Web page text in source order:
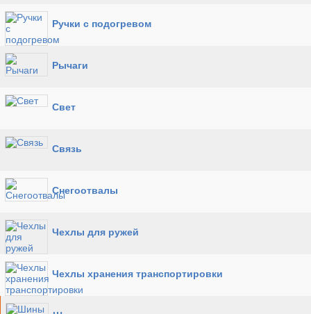
Ручки с подогревом
Рычаги
Свет
Связь
Снегоотвалы
Чехлы для ружей
Чехлы хранения транспортировки